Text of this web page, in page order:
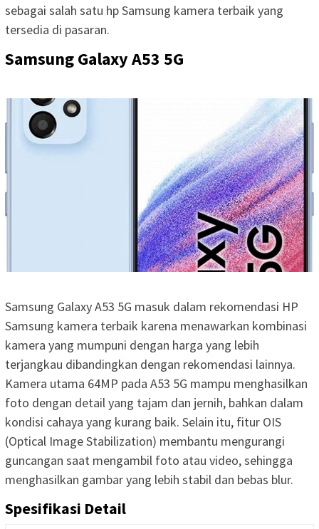
sebagai salah satu hp Samsung kamera terbaik yang
tersedia di pasaran.
Samsung Galaxy A53 5G
Samsung Galaxy A53 5G masuk dalam rekomendasi HP
Samsung kamera terbaik karena menawarkan kombinasi
kamera yang mumpuni dengan harga yang lebih
terjangkau dibandingkan dengan rekomendasi lainnya.
Kamera utama 64MP pada A53 5G mampu menghasilkan
foto dengan detail yang tajam dan jernih, bahkan dalam
kondisi cahaya yang kurang baik. Selain itu, fitur OIS
(Optical Image Stabilization) membantu mengurangi
guncangan saat mengambil foto atau video, sehingga
menghasilkan gambar yang lebih stabil dan bebas blur.
Spesifikasi Detail